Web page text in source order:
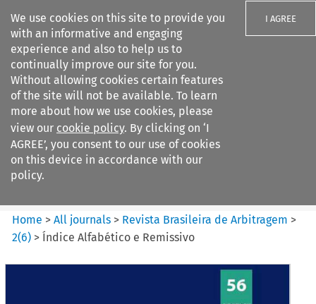
We use cookies on this site to provide you
with an informative and engaging
experience and also to help us to
continually improve our site for you.
Without allowing cookies certain features
of the site will not be available. To learn
more about how we use cookies, please
view our cookie policy. By clicking on ‘I
AGREE’, you consent to our use of cookies
on this device in accordance with our
policy.
I AGREE
Search filters
Revista Brasileira de
Arbitragem
Home >All journals > Revista Brasileira de Arbitragem >
2(6) >Índice Alfabético e Remissivo